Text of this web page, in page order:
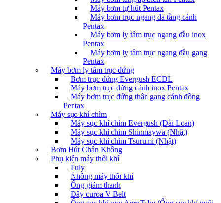
Máy bơm tự hút Pentax
Máy bơm trục ngang đa tầng cánh
Pentax
Máy bơm ly tâm trục ngang đầu inox
Pentax
Máy bơm ly tâm trục ngang đầu gang
Pentax
Máy bơm ly tâm trục đứng
Bơm trục đứng Evergush ECDL
Máy bơm trục đứng cánh inox Pentax
Máy bơm trục đứng thân gang cánh đồng
Pentax
Máy sục khí chìm
Máy sục khí chìm Evergush (Đài Loan)
Máy sục khí chìm Shinmaywa (Nhật)
Máy sục khí chìm Tsurumi (Nhật)
Bơm Hút Chân Không
Phụ kiện máy thổi khí
Puly
Nhông máy thổi khí
Ống giảm thanh
Dây curoa V Belt